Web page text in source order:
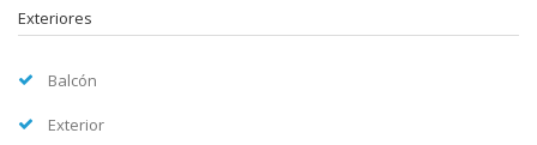
Exteriores
Balcón
Exterior